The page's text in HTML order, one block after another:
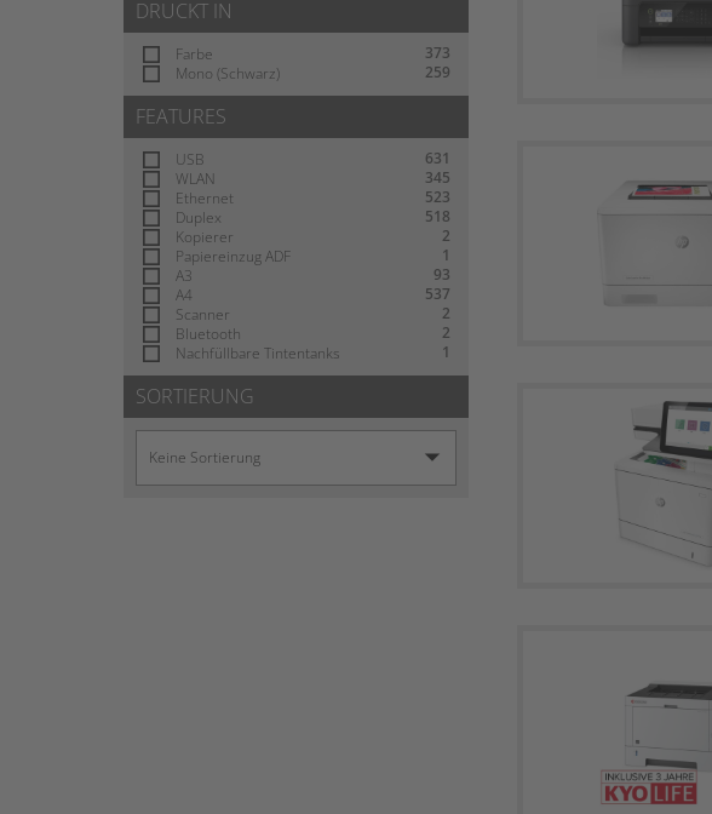
DRUCKT IN
Farbe
373
Mono (Schwarz)
259
FEATURES
USB
631
WLAN
345
Ethernet
523
Duplex
518
Kopierer
2
Papiereinzug ADF
1
A3
93
A4
537
Scanner
2
Bluetooth
2
Nachfüllbare Tintentanks
1
SORTIERUNG